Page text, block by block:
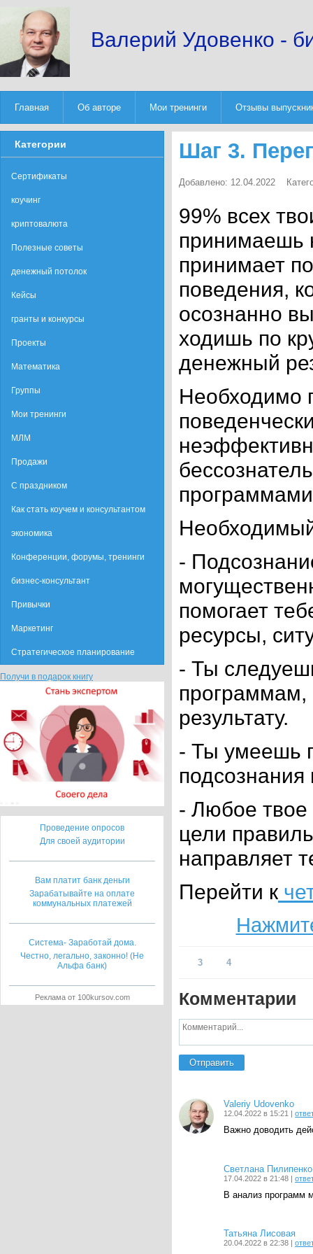
Валерий Удовенко -
Главная Об авторе Мои тренинги Отзывы
Шаг 3.
Добавлено: 12.04.2022
99% всех
принимаешь
принимает
поведения,
осознанно
ходишь по
денежный
Необходимо
-
помогает
ресурсы,
- Ты
программам,
результату.
- Ты умеешь
- Любое твое
цели
направляет
Перейти к
3 4
Комментарии
Отправить
Valeriy Udovenko
12.04.2022 в 15:21 |
Важно доводить
Светлана Пилипенко
17.04.2022 в 21:48 |
В анализ программ
Татьяна Лисовая
20.04.2022 в 22:38 |
Категории
Сертификаты
коучинг
криптовалюта
Полезные советы
денежный потолок
Кейсы
гранты и конкурсы
Проекты
Математика
Группы
Мои тренинги
МЛМ
Продажи
С праздником
Как стать коучем и консультантом
экономика
Конференции, форумы, тренинги
бизнес-консультант
Привычки
Маркетинг
Стратегическое планирование
Получи в подарок книгу
Проведение опросов
Для своей аудитории
Вам платит банк деньги
Зарабатывайте на оплате
коммунальных платежей
Система- Заработай дома.
Честно, легально, законно! (Не
Альфа банк)
Реклама от 100kursov.com